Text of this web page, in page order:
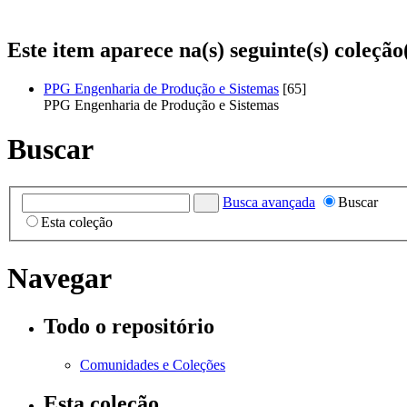
Este item aparece na(s) seguinte(s)
PPG Engenharia de Produção e Sistemas [65]
PPG Engenharia de Produção e Sistemas
Buscar
Busca avançada
Buscar
Esta coleção
Navegar
Todo o repositório
Comunidades e Coleções